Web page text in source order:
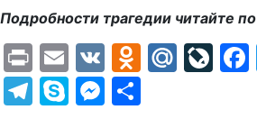
Подробности трагедии читайте по
PrintEmail
VK
Telegram
SkypeMessenger